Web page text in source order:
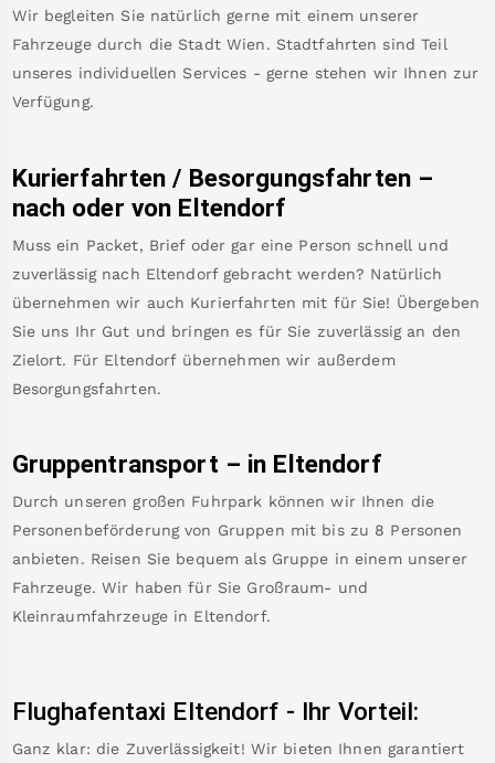
Wir begleiten Sie natürlich gerne mit einem unserer
Fahrzeuge durch die Stadt Wien. Stadtfahrten sind Teil
unseres individuellen Services - gerne stehen wir Ihnen zur
Verfügung.
Kurierfahrten / Besorgungsfahrten –
nach oder von Eltendorf
Muss ein Packet, Brief oder gar eine Person schnell und
zuverlässig nach Eltendorf gebracht werden? Natürlich
übernehmen wir auch Kurierfahrten mit für Sie! Übergeben
Sie uns Ihr Gut und bringen es für Sie zuverlässig an den
Zielort. Für Eltendorf übernehmen wir außerdem
Besorgungsfahrten.
Gruppentransport – in Eltendorf
Durch unseren großen Fuhrpark können wir Ihnen die
Personenbeförderung von Gruppen mit bis zu 8 Personen
anbieten. Reisen Sie bequem als Gruppe in einem unserer
Fahrzeuge. Wir haben für Sie Großraum- und
Kleinraumfahrzeuge in Eltendorf.
Flughafentaxi Eltendorf - Ihr Vorteil:
Ganz klar: die Zuverlässigkeit! Wir bieten Ihnen garantiert